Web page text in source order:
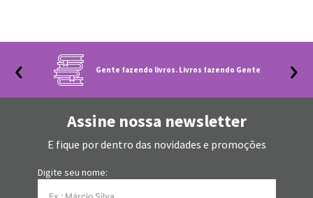
Gente fazendo livros. Livros fazendo Gente
Assine nossa newsletter
E fique por dentro das novidades e promoções
Digite seu nome: